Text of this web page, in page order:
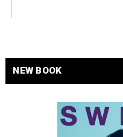
NEW BOOK